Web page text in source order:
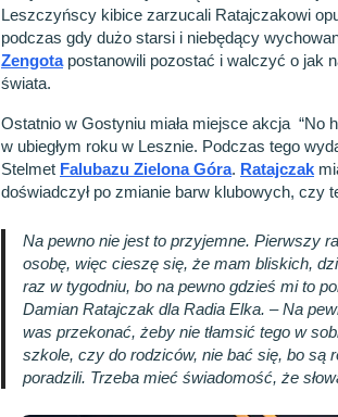
Leszczyńscy kibice zarzucali Ratajczakowi
podczas gdy dużo starsi i niebędący
Zengotapostanowili pozostać i walczyć o jak
świata.
Ostatnio w Gostyniu miała miejsce akcja “No
w ubiegłym roku w Lesznie. Podczas tego
Stelmet Falubazu Zielona Góra. Ratajczak
doświadczył po zmianie barw klubowych, czy
Na pewno nie jest to przyjemne. Pierwszy
osobę, więc cieszę się, że mam bliskich,
raz w tygodniu, bo na pewno gdzieś mi to
Damian Ratajczak dla Radia Elka. –Na
was przekonać, żeby nie tłamsić tego w
szkole, czy do rodziców, nie bać się, bo są
poradzili. Trzeba mieć świadomość, że